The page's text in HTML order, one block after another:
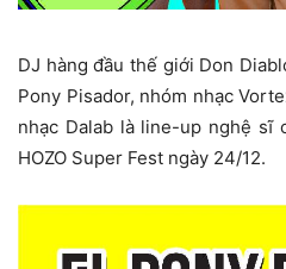
DJ hàng đầu thế giới Don
Pony Pisador, nhóm nhạc
nhạc Dalab là line-up nghệ sĩ
HOZO Super Fest ngày 24/12.